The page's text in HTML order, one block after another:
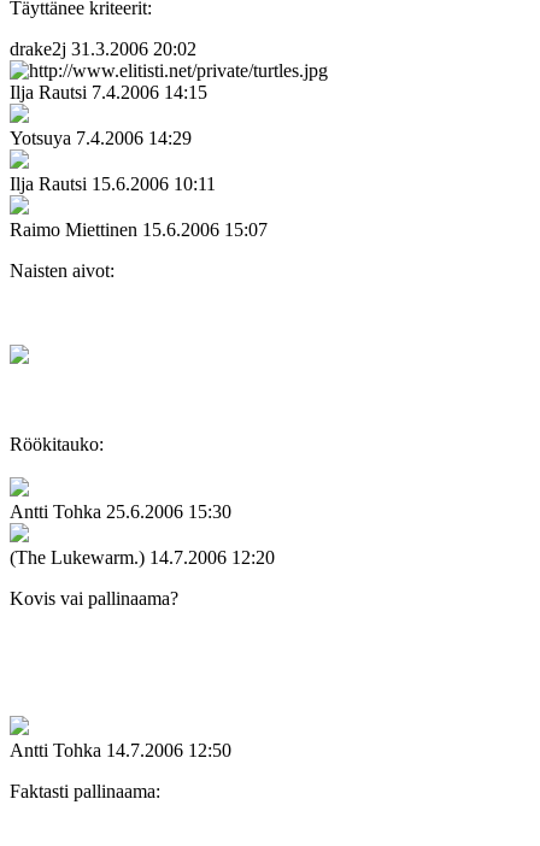
Täyttänee kriteerit:
drake2j 31.3.2006 20:02
Ilja Rautsi 7.4.2006 14:15
Yotsuya 7.4.2006 14:29
Ilja Rautsi 15.6.2006 10:11
Raimo Miettinen 15.6.2006 15:07
Naisten aivot:
Röökitauko:
Antti Tohka 25.6.2006 15:30
(The Lukewarm.) 14.7.2006 12:20
Kovis vai pallinaama?
Antti Tohka 14.7.2006 12:50
Faktasti pallinaama: